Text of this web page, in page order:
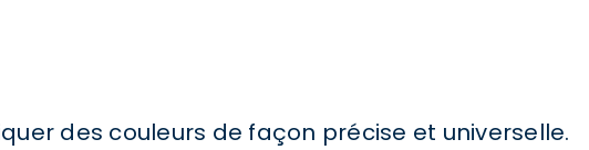
des couleurs de façon précise et universelle.